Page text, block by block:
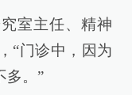
室主任、精神
“门诊中，因为
多。”